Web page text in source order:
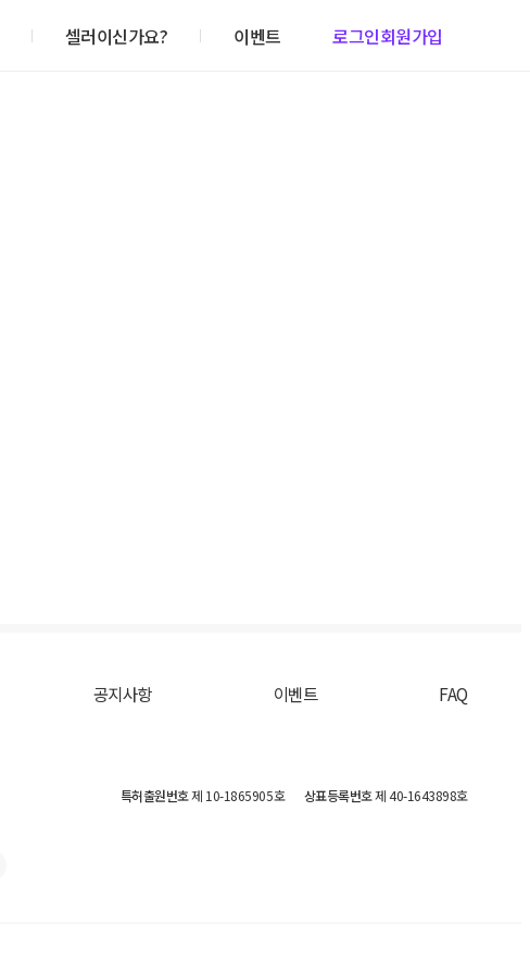
셀러이신가요? 이벤트 로그인회원가입
공지사항 이벤트 FAQ
특허출원번호제 10-1865905호 상표등록번호제 40-1643898호